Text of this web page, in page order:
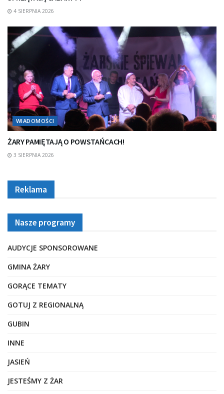
4 SIERPNIA 2026
WIADOMOŚCI
ŻARY PAMIĘTAJĄ O POWSTAŃCACH!
3 SIERPNIA 2026
Reklama
Nasze programy
AUDYCJE SPONSOROWANE
GMINA ŻARY
GORĄCE TEMATY
GOTUJ Z REGIONALNĄ
GUBIN
INNE
JASIEŃ
JESTEŚMY Z ŻAR